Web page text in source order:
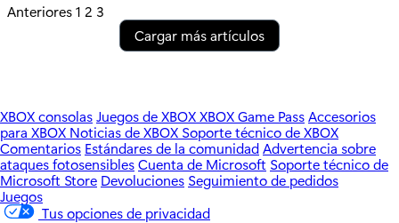
P
t
s
p
a
Anteriores1 2 3
Cargar más artículos
XBOX consolasJuegos de XBOXXBOX Game PassAccesorios
para XBOX Noticias de XBOX Soporte técnico de XBOX
Comentarios Estándares de la comunidadAdvertencia sobre
ataques fotosensiblesCuenta de Microsoft Soporte técnico de
Microsoft Store Devoluciones Seguimiento de pedidos
Juegos
Tus opciones de privacidad